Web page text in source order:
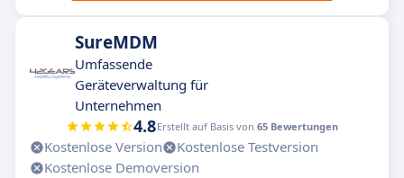
SureMDM
Umfassende
Geräteverwaltung für
Unternehmen
4.8Erstellt auf Basis von 65 Bewertungen
Kostenlose Version
Kostenlose Testversion
Kostenlose Demoversion